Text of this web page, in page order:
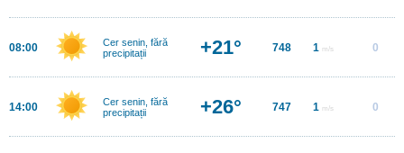
08:00
Cer senin, fără
precipitații
+21° 748 1 m/s 0
14:00
Cer senin, fără
precipitații
+26° 747 1 m/s 0